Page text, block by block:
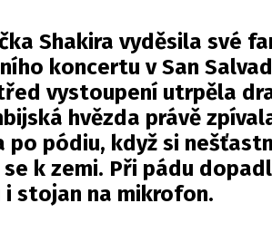
Shakira vyděsila své
koncertu v San
vystoupení utrpěla
hvězda právě
po pódiu, když si
k zemi. Při pádu
i stojan na mikrofon.